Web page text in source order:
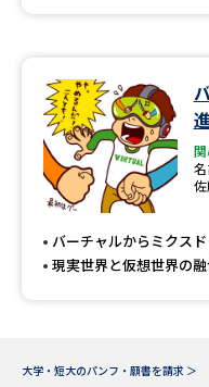
テレメール
お支払いサイト
特定商取引表記
バーチャルからミクス
現実世界と仮想世界の
大学・短大のパンフ・願書を請求 ＞